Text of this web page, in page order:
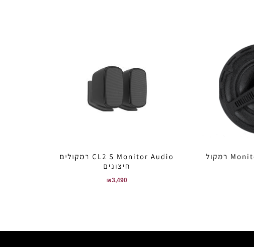
Monitor Audio AWC280 רמקול
CL2 S Monitor Audio רמקולים
חיצונים
₪3,490